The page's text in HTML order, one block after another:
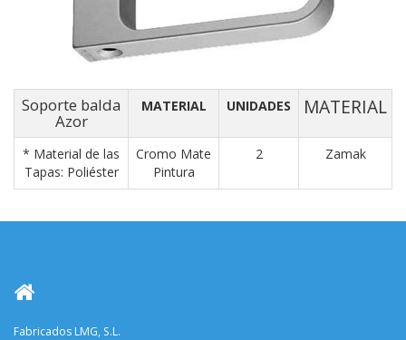
Soporte balda
Azor
MATERIAL UNIDADES MATERIAL
* Material de las
Tapas: Poliéster
Cromo Mate
Pintura
2 Zamak
Fabricados LMG, S.L.